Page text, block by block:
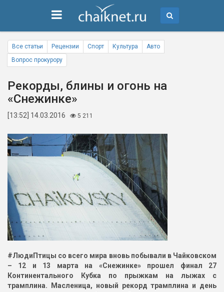
Все статьи Рецензии Спорт Культура
Авто
Вопрос прокурору
Рекорды, блины и огонь на
«Снежинке»
[13:52] 14.03.2016 5 211
#ЛюдиПтицы со всего мира вновь побывали в Чайковском
– 12 и 13 марта на «Снежинке» прошел финал 27
Континентального Кубка по прыжкам на лыжах с
трамплина. Масленица, новый рекорд трамплина и день